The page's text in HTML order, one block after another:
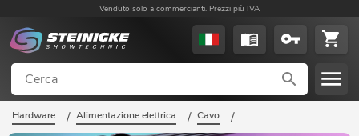
Venduto solo a commercianti. Prezzi più IVA
Hardware / Alimentazione elettrica / Cavo /
Cavi combinati confezionati